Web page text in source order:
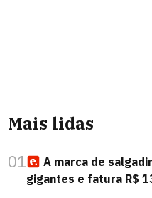
Mais lidas
01
A marca de
gigantes e fatura R$